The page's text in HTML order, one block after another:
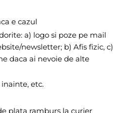
e cazul
a) logo si poze pe mail
newsletter; b) Afis fizic, c)
daca ai nevoie de alte
etc.
plata ramburs la curier